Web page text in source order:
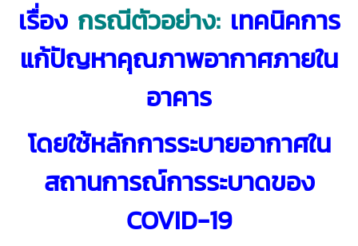
เรื่อง กรณีตัวอย่าง:เทคนิคการ
แก้ปัญหาคุณภาพอากาศภายใน
อาคาร
โดยใช้หลักการระบายอากาศใน
สถานการณ์การระบาดของ
COVID-19